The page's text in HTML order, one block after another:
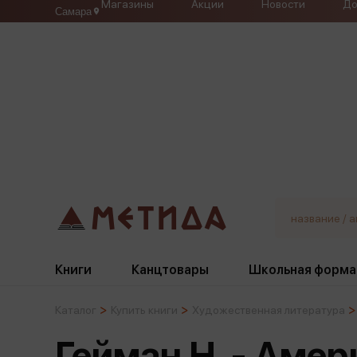
Самара
Магазины Акции Новости
Книги Канцтовары Школьная форма